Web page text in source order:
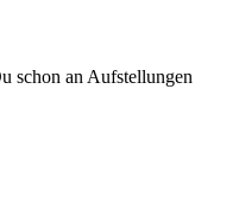
schon an Aufstellungen